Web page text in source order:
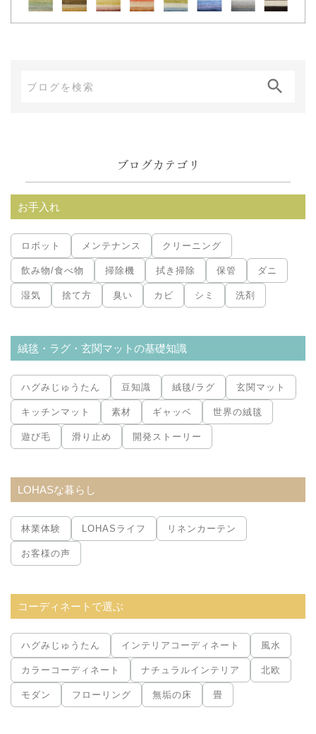
ブ
ブログカテゴリ
お手入れ
ロボット メンテナンス クリーニング
飲み物/食べ物 掃除機 拭き掃除 保管 ダニ
湿気 捨て方 臭い カビ シミ 洗剤
絨毯・ラグ・玄関マットの基礎知識
ハグみじゅうたん 豆知識 絨毯/ラグ 玄関マット
キッチンマット 素材 ギャッベ 世界の絨毯
遊び毛 滑り止め 開発ストーリー
LOHASな暮らし
林業体験 LOHASライフ リネンカーテン
お客様の声
コーディネートで選ぶ
ハグみじゅうたん インテリアコーディネート 風水
カラーコーディネート ナチュラルインテリア 北欧
モダン フローリング 無垢の床 畳